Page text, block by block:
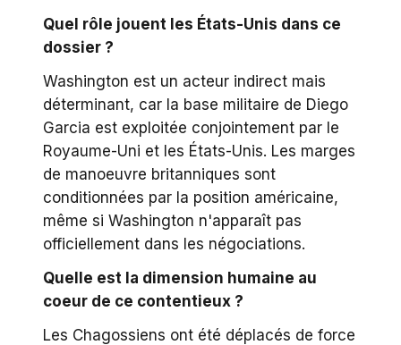
Quel rôle jouent les États-Unis dans ce
dossier ?
Washington est un acteur indirect mais
déterminant, car la base militaire de Diego
Garcia est exploitée conjointement par le
Royaume-Uni et les États-Unis. Les marges
de manoeuvre britanniques sont
conditionnées par la position américaine,
même si Washington n'apparaît pas
officiellement dans les négociations.
Quelle est la dimension humaine au
coeur de ce contentieux ?
Les Chagossiens ont été déplacés de force